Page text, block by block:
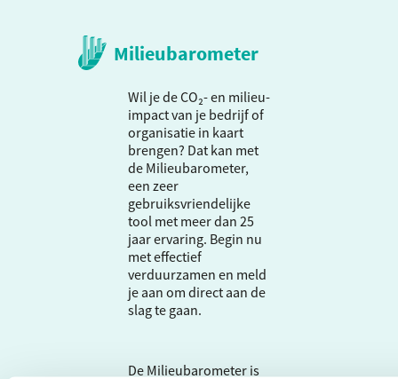
Milieubarometer
Wil je de CO₂- en milieu-
impact van je bedrijf of
organisatie in kaart
brengen? Dat kan met
de Milieubarometer,
een zeer
gebruiksvriendelijke
tool met meer dan 25
jaar ervaring. Begin nu
met effectief
verduurzamen en meld
je aan om direct aan de
slag te gaan.
De Milieubarometer is